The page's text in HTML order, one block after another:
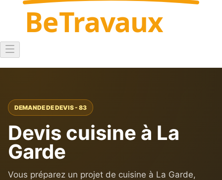
BeTravaux
DEMANDE DE DEVIS - 83
Devis cuisine à La
Garde
Vous préparez un projet de cuisine à La Garde,